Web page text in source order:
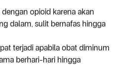
opioid karena akan
dalam, sulit bernafas hingga
terjadi apabila obat diminum
berhari-hari hingga